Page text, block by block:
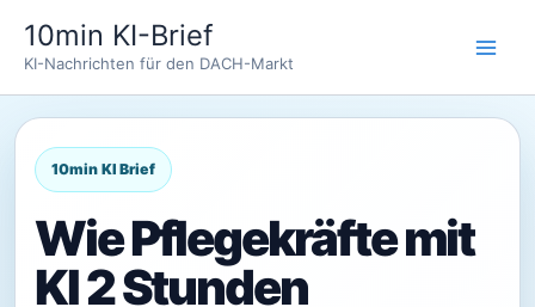
Inhalt
springen
10min KI-Brief
KI-Nachrichten für den DACH-Markt
Wie Pflegekräfte mit
KI 2 Stunden